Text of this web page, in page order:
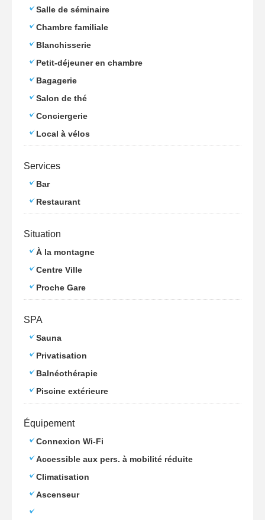
Salle de séminaire
Chambre familiale
Blanchisserie
Petit-déjeuner en chambre
Bagagerie
Salon de thé
Conciergerie
Local à vélos
Services
Bar
Restaurant
Situation
À la montagne
Centre Ville
Proche Gare
SPA
Sauna
Privatisation
Balnéothérapie
Piscine extérieure
Équipement
Connexion Wi-Fi
Accessible aux pers. à mobilité réduite
Climatisation
Ascenseur